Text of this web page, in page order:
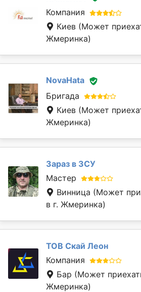
Компания
Киев (Может
Жмеринка)
NovaHata
Бригада
Киев (Может
Жмеринка)
Зараз в ЗСУ
Мастер
Винница (Может
в г. Жмеринка)
ТОВ Скай Леон
Компания
Бар (Может
Жмеринка)